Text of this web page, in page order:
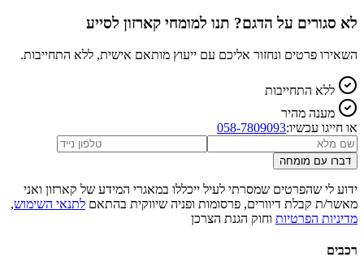
לא סגורים על הדגם? תנו למומחי קארזון לסייע
השאירו פרטים ונחזור אליכם עם ייעוץ מותאם אישית, ללא התחייבות.
ללא התחייבות
מענה מהיר
או חייגו עכשיו:058-7809093
דברו עם מומחה
ידוע לי שהפרטים שמסרתי לעיל ייכללו במאגרי המידע של קארזון ואני
מאשר/ת קבלת דיוורים, פרסומות ופניה שיווקית בהתאם לתנאי השימוש,
מדיניות הפרטיות וחוק הגנת הצרכן
רכבים